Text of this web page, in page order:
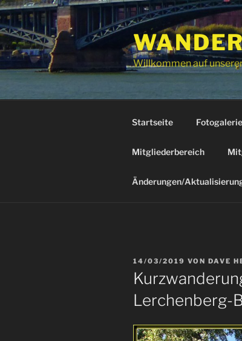
Zum
Inhalt
springen
Willkommen auf
Startseite Fotogalerie
Mitgliederbereich
Änderungen/
VERÖFFENTLICHT
AM
14/03/2019 VON DAVE
Lerchenberg-